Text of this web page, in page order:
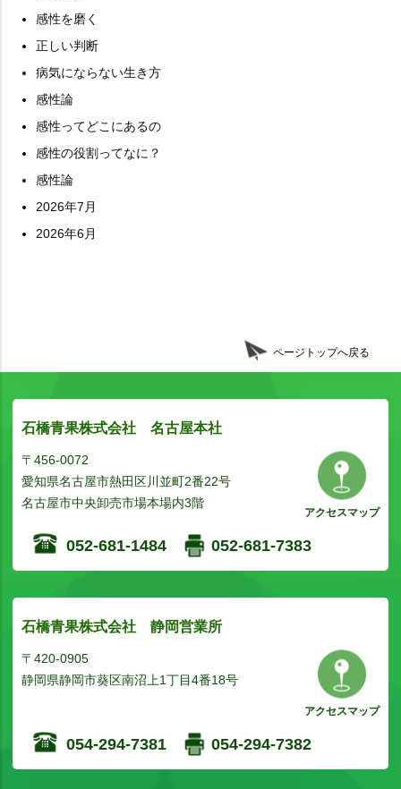
感性を磨く
正しい判断
病気にならない生き方
感性論
感性ってどこにあるの
感性の役割ってなに？
感性論
2026年7月
2026年6月
ページトップへ戻る
石橋青果株式会社 名古屋本社
〒456-0072
愛知県名古屋市熱田区川並町2番22号
名古屋市中央卸売市場本場内3階
アクセスマップ
052-681-1484 052-681-7383
石橋青果株式会社 静岡営業所
〒420-0905
静岡県静岡市葵区南沼上1丁目4番18号
アクセスマップ
054-294-7381 054-294-7382